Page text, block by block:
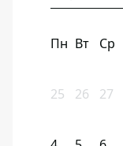
Пн Вт Ср
25 26 27